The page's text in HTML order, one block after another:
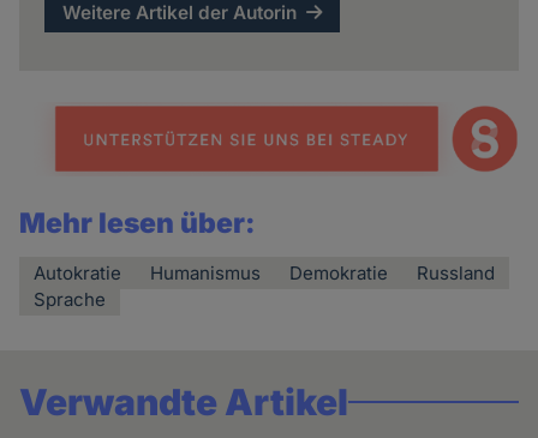
Weitere Artikel der Autorin
Mehr lesen über:
Autokratie Humanismus Demokratie
Russland
Sprache
Verwandte Artikel